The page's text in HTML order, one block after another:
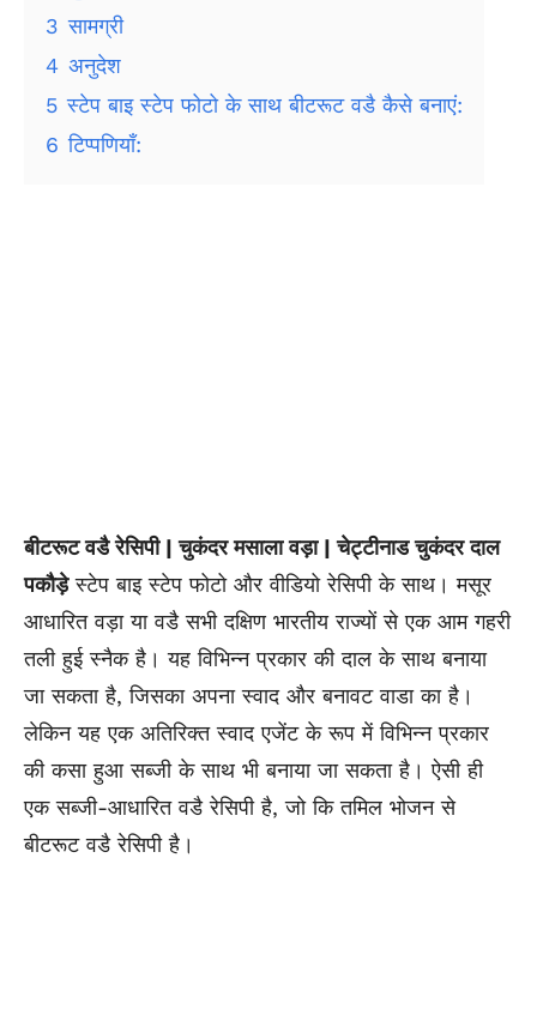
3 सामग्री
4 अनुदेश
5 स्टेप बाइ स्टेप फोटो के साथ बीटरूट वडै कैसे बनाएं:
6 टिप्पणियाँ:
बीटरूट वडै रेसिपी | चुकंदर मसाला वड़ा | चेट्टीनाड चुकंदर दाल
पकौड़ेस्टेप बाइ स्टेप फोटो और वीडियो रेसिपी के साथ। मसूर
आधारित वड़ा या वडै सभी दक्षिण भारतीय राज्यों से एक आम गहरी
तली हुई स्नैक है। यह विभिन्न प्रकार की दाल के साथ बनाया
जा सकता है, जिसका अपना स्वाद और बनावट वाडा का है।
लेकिन यह एक अतिरिक्त स्वाद एजेंट के रूप में विभिन्न प्रकार
की कसा हुआ सब्जी के साथ भी बनाया जा सकता है। ऐसी ही
एक सब्जी-आधारित वडै रेसिपी है, जो कि तमिल भोजन से
बीटरूट वडै रेसिपी है।